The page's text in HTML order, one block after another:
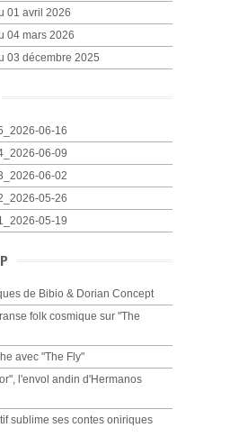
01 avril 2026
04 mars 2026
03 décembre 2025
06-16
06-09
06-02
05-26
05-19
de Bibio & Dorian Concept
folk cosmique sur "The
avec "The Fly"
l'envol andin d'Hermanos
sublime ses contes oniriques